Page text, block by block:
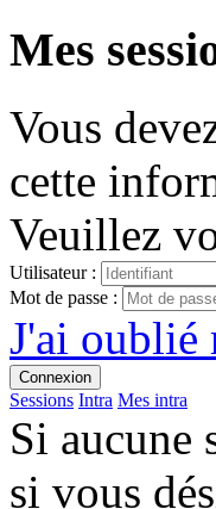
Mes
Vous
cette
Veuillez
Utilisateur :
Mot de passe :
J'ai oublié
Connexion
Sessions Intra Mes intra
Si aucune
si vous